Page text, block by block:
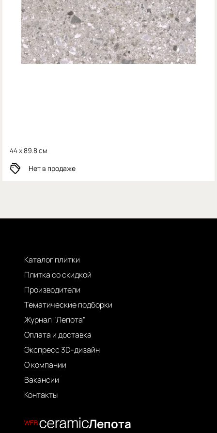
44 x 89.8 см
Нет в продаже
Каталог плитки
Плитка со скидкой
Производители
Тематические подборки
Журнал "Лепота"
Оплата и доставка
Экспресс 3D-дизайн
О компании
Вакансии
Контакты
Лепота